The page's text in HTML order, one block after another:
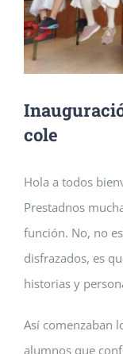
Formación
Planes y
Transformación
comunicA
Actividades
Programa de
Deporte en la
cole
Hola a todos
Prestadnos
función. No, no
disfrazados, es
historias y
Así comenzaban
alumnos que